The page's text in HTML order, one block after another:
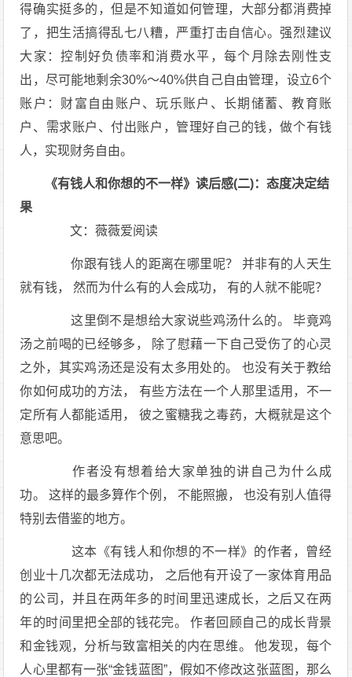
得确实挺多的，但是不知道如何管理，大部分都消费掉
了，把生活搞得乱七八糟，严重打击自信心。强烈建议
大家：控制好负债率和消费水平，每个月除去刚性支
出，尽可能地剩余30%～40%供自己自由管理，设立6个
账户：财富自由账户、玩乐账户、长期储蓄、教育账
户、需求账户、付出账户，管理好自己的钱，做个有钱
人，实现财务自由。
《有钱人和你想的不一样》读后感(二)：态度决定结
果
文：薇薇爱阅读
你跟有钱人的距离在哪里呢？ 并非有的人天生
就有钱， 然而为什么有的人会成功， 有的人就不能呢？
这里倒不是想给大家说些鸡汤什么的。 毕竟鸡
汤之前喝的已经够多， 除了慰藉一下自己受伤了的心灵
之外，其实鸡汤还是没有太多用处的。 也没有关于教给
你如何成功的方法， 有些方法在一个人那里适用，不一
定所有人都能适用， 彼之蜜糖我之毒药，大概就是这个
意思吧。
作者没有想着给大家单独的讲自己为什么成
功。 这样的最多算作个例， 不能照搬， 也没有别人值得
特别去借鉴的地方。
这本《有钱人和你想的不一样》的作者，曾经
创业十几次都无法成功， 之后他有开设了一家体育用品
的公司，并且在两年多的时间里迅速成长，之后又在两
年的时间里把全部的钱花完。 作者回顾自己的成长背景
和金钱观，分析与致富相关的内在思维。 他发现，每个
人心里都有一张“金钱蓝图”，假如不修改这张蓝图，那么